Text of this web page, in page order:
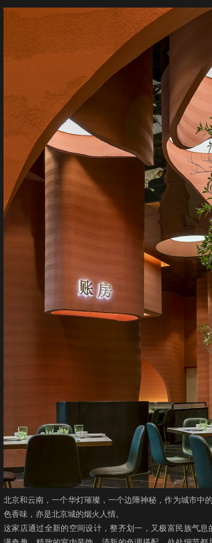
北京和云南，一个华灯璀璨，一个边陲神秘，作为城市中
色香味，亦是北京城的烟火人情。
这家店通过全新的空间设计，整齐划一，又极富民族气